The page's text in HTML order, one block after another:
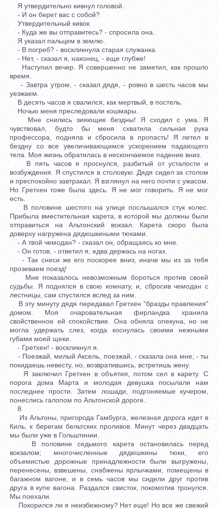
Я утвердительно кивнул головой.
- И он берет вас с собой?
Утвердительный кивок.
- Куда же вы отправитесь? - спросила она.
Я указал пальцем в землю.
- В погреб? - воскликнула старая служанка.
- Нет, - сказал я, наконец, - еще глубже!
Наступил вечер. Я совершенно не заметил, как прошло
время.
- Завтра утром, - сказал дядя, - ровно в шесть часов мы
уезжаем.
В десять часов я свалился, как мертвый, в постель.
Ночью меня преследовали кошмары.
Мне снились зияющие бездны! Я сходил с ума. Я
чувствовал, будто бы меня схватила сильная рука
профессора, подняла и сбросила в пропасть! Я летел в
бездну со все увеличивающимся ускорением падающего
тела. Моя жизнь обратилась в нескончаемое падение вниз.
В пять часов я проснулся, разбитый от усталости и
возбуждения. Я спустился в столовую. Дядя сидел за столом
и преспокойно завтракал. Я взглянул на него почти с ужасом.
Но Гретхен тоже была здесь. Я не мог говорить. Я не мог
есть.
В половине шестого на улице послышался стук колес.
Прибыла вместительная карета, в которой мы должны были
отправиться на Альтонский вокзал. Карета скоро была
доверху нагружена дядюшкиными тюками.
- А твой чемодан? - сказал он, обращаясь ко мне.
- Он готов, - ответил я, едва держась на ногах.
- Так снеси же его поскорее вниз, иначе мы из за тебя
прозеваем поезд!
Мне показалось невозможным бороться против своей
судьбы. Я поднялся в свою комнату, и, сбросив чемодан с
лестницы, сам спустился вслед за ним.
В эту минуту дядя передавал Гретхен "бразды правления"
домом. Моя очаровательная фирландка хранила
свойственное ей спокойствие. Она обняла опекуна, но не
могла удержать слез, когда коснулась своими нежными
губами моей щеки.
- Гретхен! - воскликнул я.
- Поезжай, милый Аксель, поезжай, - сказала она мне, - ты
покидаешь невесту, но, возвратившись, встретишь жену.
Я заключил Гретхен в объятия, потом сел в карету. С
порога дома Марта и молодая девушка посылали нам
последнее прости. Затем лошади, подгоняемые кучером,
понеслись галопом по Альтонской дороге.
8
Из Альтоны, пригорода Гамбурга, железная дорога идет в
Киль, к берегам бельтских проливов. Минут через двадцать
мы были уже в Гольштинии.
В половине седьмого карета остановилась перед
вокзалом; многочисленные дядюшкины тюки, его
объемистые дорожные принадлежности были выгружены,
перенесены, взвешены, снабжены ярлычками, помещены в
багажном вагоне, и в семь часов мы сидели друг против
друга в купе вагона. Раздался свисток, локомотив тронулся.
Мы поехали.
Покорился ли я неизбежному? Нет еще! Но все же свежий